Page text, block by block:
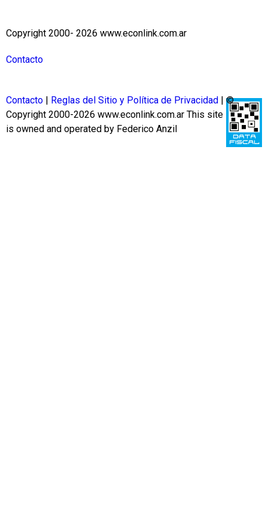
Copyright 2000- 2026 www.econlink.com.ar
Contacto
Contacto Reglas del Sitio y Política de Privacidad
| ©
Copyright 2000-2026 www.econlink.com.ar This site
is owned and operated by Federico Anzil